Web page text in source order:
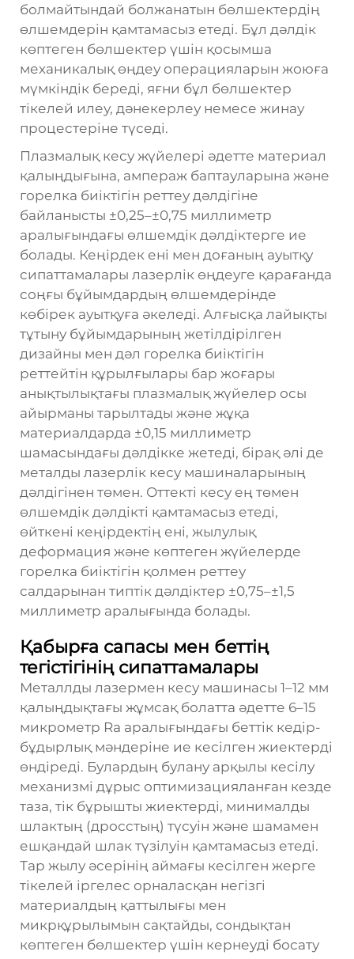
болмайтындай болжанатын бөлшектердің
өлшемдерін қамтамасыз етеді. Бұл дәлдік
көптеген бөлшектер үшін қосымша
механикалық өңдеу операцияларын жоюға
мүмкіндік береді, яғни бұл бөлшектер
тікелей илеу, дәнекерлеу немесе жинау
процестеріне түседі.
Плазмалық кесу жүйелері әдетте материал
қалыңдығына, ампераж баптауларына және
горелка биіктігін реттеу дәлдігіне
байланысты ±0,25–±0,75 миллиметр
аралығындағы өлшемдік дәлдіктерге ие
болады. Кеңірдек ені мен доғаның ауытқу
сипаттамалары лазерлік өңдеуге қарағанда
соңғы бұйымдардың өлшемдерінде
көбірек ауытқуға әкеледі. Алғысқа лайықты
тұтыну бұйымдарының жетілдірілген
дизайны мен дәл горелка биіктігін
реттейтін құрылғылары бар жоғары
анықтылықтағы плазмалық жүйелер осы
айырманы тарылтады және жұқа
материалдарда ±0,15 миллиметр
шамасындағы дәлдікке жетеді, бірақ әлі де
металды лазерлік кесу машиналарының
дәлдігінен төмен. Оттекті кесу ең төмен
өлшемдік дәлдікті қамтамасыз етеді,
өйткені кеңірдектің ені, жылулық
деформация және көптеген жүйелерде
горелка биіктігін қолмен реттеу
салдарынан типтік дәлдіктер ±0,75–±1,5
миллиметр аралығында болады.
Қабырға сапасы мен беттің
тегістігінің сипаттамалары
Металлды лазермен кесу машинасы 1–12 мм
қалыңдықтағы жұмсақ болатта әдетте 6–15
микрометр Ra аралығындағы беттік кедір-
бұдырлық мәндеріне ие кесілген жиектерді
өндіреді. Булардың булану арқылы кесілу
механизмі дұрыс оптимизацияланған кезде
таза, тік бұрышты жиектерді, минималды
шлактың (дросстың) түсуін және шамамен
ешқандай шлак түзілуін қамтамасыз етеді.
Тар жылу әсерінің аймағы кесілген жерге
тікелей іргелес орналасқан негізгі
материалдың қаттылығы мен
микрқұрылымын сақтайды, сондықтан
көптеген бөлшектер үшін кернеуді босату